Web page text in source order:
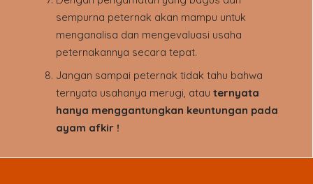
sempurna peternak akan mampu untuk
menganalisa dan mengevaluasi usaha
peternakannya secara tepat.
Jangan sampai peternak tidak tahu bahwa
ternyata usahanya merugi, atauternyata
hanya menggantungkan keuntungan pada
ayam afkir !